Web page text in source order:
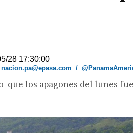
28 17:30:00
nacion.pa@epasa.com /
que los apagones del lunes